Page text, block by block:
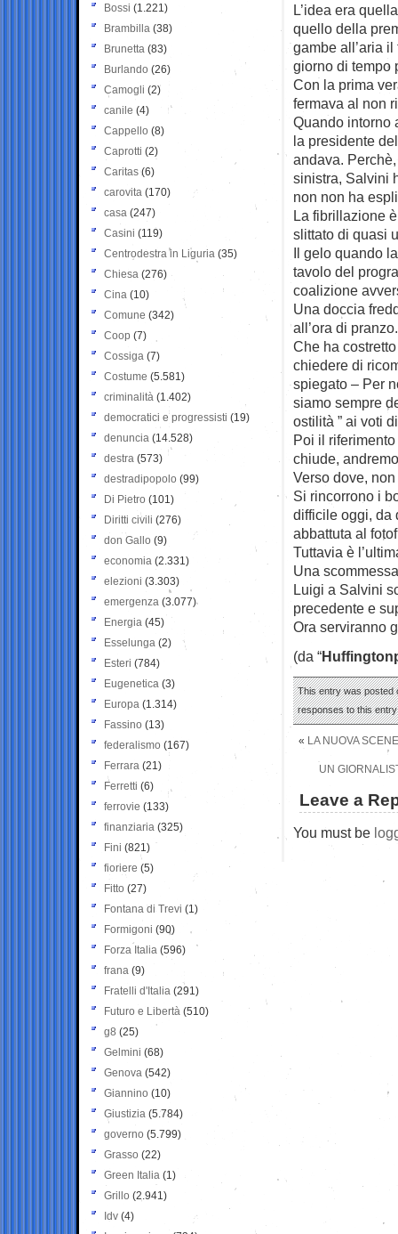
L’idea era
quello della
gambe all’aria
giorno di tempo
Con la prima
fermava al non
Quando intorno
la presidente
andava.
sinistra, Salvini
non non ha
La fibrillazione
slittato di quasi
Il gelo quando
tavolo del
coalizione
Una doccia
all’ora di pranzo.
Che ha
chiedere di
spiegato – Per
siamo sempre
ostilità ” ai voti
Poi il
chiude,
Verso dove,
Si rincorrono i
difficile oggi, da
abbattuta al
Tuttavia è
Una
Luigi a Salvini
precedente e
Ora serviranno
(da “
This entry was posted
responses to this
« LA NUOVA
UN
Leave a
You must be
Bossi (1.221)
Brambilla (38)
Brunetta (83)
Burlando (26)
Camogli (2)
canile (4)
Cappello (8)
Caprotti (2)
Caritas (6)
carovita (170)
casa (247)
Casini (119)
Centrodestra in Liguria (35)
Chiesa (276)
Cina (10)
Comune (342)
Coop (7)
Cossiga (7)
Costume (5.581)
criminalità (1.402)
democratici e progressisti (19)
denuncia (14.528)
destra (573)
destradipopolo (99)
Di Pietro (101)
Diritti civili (276)
don Gallo (9)
economia (2.331)
elezioni (3.303)
emergenza (3.077)
Energia (45)
Esselunga (2)
Esteri (784)
Eugenetica (3)
Europa (1.314)
Fassino (13)
federalismo (167)
Ferrara (21)
Ferretti (6)
ferrovie (133)
finanziaria (325)
Fini (821)
fioriere (5)
Fitto (27)
Fontana di Trevi (1)
Formigoni (90)
Forza Italia (596)
frana (9)
Fratelli d'Italia (291)
Futuro e Libertà (510)
g8 (25)
Gelmini (68)
Genova (542)
Giannino (10)
Giustizia (5.784)
governo (5.799)
Grasso (22)
Green Italia (1)
Grillo (2.941)
Idv (4)